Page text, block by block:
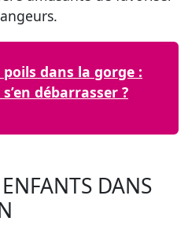
dans la gorge :
débarrasser ?
DANS